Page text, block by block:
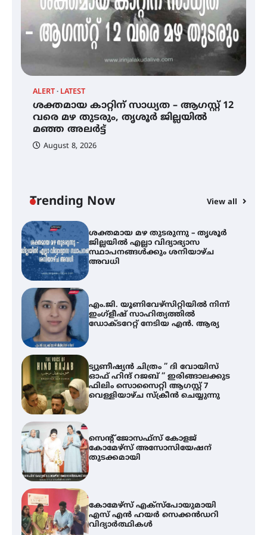
ALERT LATEST
ശക്തമായ കാറ്റിന് സാധ്യത – ആഗസ്റ്റ് 12
വരെ മഴ തുടരും, തൃശൂർ ജില്ലയിൽ
മഞ്ഞ അലർട്ട്
August 8, 2026
Trending Now View all
സെന്റ് ജോസഫ്സ് കോളജ്
കോമേഴ്‌സ് അസോസിയേഷന്
തുടക്കമായി
കോമേഴ്സ് എക്സ്പോയുമായി
എസ് എൻ ഹയർ സെക്കൻഡറി
വിദ്യാർത്ഥികൾ
ശക്തമായ മഴ തുടരുന്നു – തൃശൂർ
ജില്ലയിൽ എല്ലാ വിദ്യാഭ്യാസ
സ്ഥാപനങ്ങൾക്കും ശനിയാഴ്ച
അവധി
എം.ജി. യൂണിവേഴ്‌സിറ്റിയിൽ നിന്ന്
ഇംഗ്ളീഷ് സാഹിത്യത്തിൽ
ഡോക്ടറേറ്റ് നേടിയ എൻ. ആര്യ
ട്യുണീഷ്യൻ ചിത്രം ” ദി വോയിസ്
ഓഫ് ഹിന്ദ് റജബ് ” ഇരിങ്ങാലക്കുട
ഫിലിം സൊസൈറ്റി ആഗസ്റ്റ് 7
വെള്ളിയാഴ്ച സ്‌ക്രീൻ ചെയ്യുന്നു
സെന്റ് ജോസഫ്സ് കോളജ്
കോമേഴ്‌സ് അസോസിയേഷന്
തുടക്കമായി
കോമേഴ്സ് എക്സ്പോയുമായി
എസ് എൻ ഹയർ സെക്കൻഡറി
വിദ്യാർത്ഥികൾ